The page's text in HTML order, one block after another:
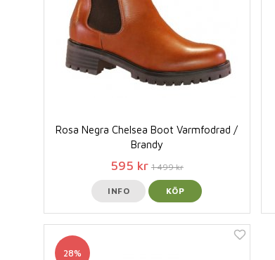
Rosa Negra Chelsea Boot Varmfodrad /
Brandy
595 kr 1 499 kr
INFO KÖP
28%